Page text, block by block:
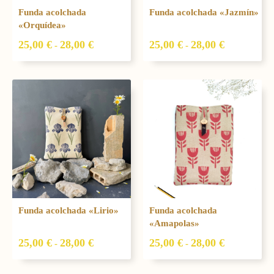
Funda acolchada
«Orquídea»
25,00 € - 28,00 €
Funda acolchada «Jazmín»
25,00 € - 28,00 €
Funda acolchada «Lirio»
25,00 € - 28,00 €
precios:
desde
25,00 €
hasta
28,00 €
Funda acolchada
«Amapolas»
25,00 € - 28,00 €
Rango
de
precios:
desde
25,00 €
hasta
28,00 €